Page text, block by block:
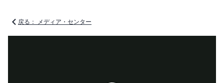
戻る： メディア・センター